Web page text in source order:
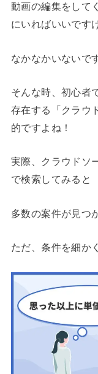
動画の編集をして
にいればいいです
なかなかいないで
そんな時、初心者
存在する「クラウ
的ですよね！
実際、クラウドソ
で検索してみると
多数の案件が見つ
ただ、条件を細か